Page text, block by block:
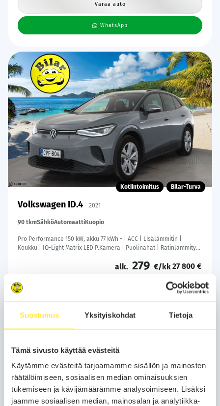
Suostumus Yksityiskohdat Tietoja
Tämä sivusto käyttää evästeitä
Käytämme evästeitä tarjoamamme sisällön ja mainosten
räätälöimiseen, sosiaalisen median ominaisuuksien
tukemiseen ja kävijämäärämme analysoimiseen. Lisäksi
jaamme sosiaalisen median, mainosalan ja analytiikka-
Varaa auto
WhatsApp
Kotiintoimitus Bilar-Turva
Volkswagen ID.4 2021
90 tkmSähköAutomaattiKuopio
Pro Performance 150 kW, akku 77 kWh - | ACC | Lisälämmitin |
Koukku | IQ-Light Matrix LED P.Kamera | Puolinahat | Ratinlämmitys
alk. 279 €/kk27 800 €